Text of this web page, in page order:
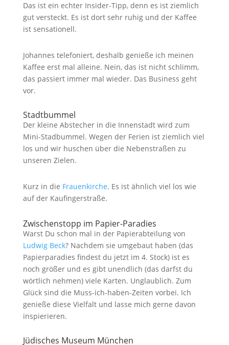
Das ist ein echter Insider-Tipp, denn es ist ziemlich
gut versteckt. Es ist dort sehr ruhig und der Kaffee
ist sensationell.
Johannes telefoniert, deshalb genieße ich meinen
Kaffee erst mal alleine. Nein, das ist nicht schlimm,
das passiert immer mal wieder. Das Business geht
vor.
Stadtbummel
Der kleine Abstecher in die Innenstadt wird zum
Mini-Stadbummel. Wegen der Ferien ist ziemlich viel
los und wir huschen über die Nebenstraßen zu
unseren Zielen.
Kurz in die Frauenkirche. Es ist ähnlich viel los wie
auf der Kaufingerstraße.
Zwischenstopp im Papier-Paradies
Warst Du schon mal in der Papierabteilung von
Ludwig Beck? Nachdem sie umgebaut haben (das
Papierparadies findest du jetzt im 4. Stock) ist es
noch größer und es gibt unendlich (das darfst du
wörtlich nehmen) viele Karten. Unglaublich. Zum
Glück sind die Muss-ich-haben-Zeiten vorbei. Ich
genieße diese Vielfalt und lasse mich gerne davon
inspierieren.
Jüdisches Museum München